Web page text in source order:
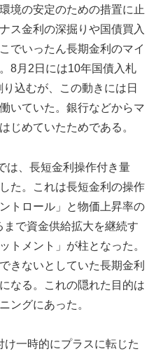
境の安定のための措置に止
ス金利の深掘りや国債買入
でいったん長期金利のマイ
8月2日には10年国債入札
込むが、この動きには日
いていた。銀行などからマ
じめていたためである。
は、長短金利操作付き量
た。これは長短金利の操作
トロール」と物価上昇率の
で資金供給拡大を継続す
トメント」が柱となった。
きないとしていた長期金利
なる。これの隠れた目的は
ングにあった。
一時的にプラスに転じた